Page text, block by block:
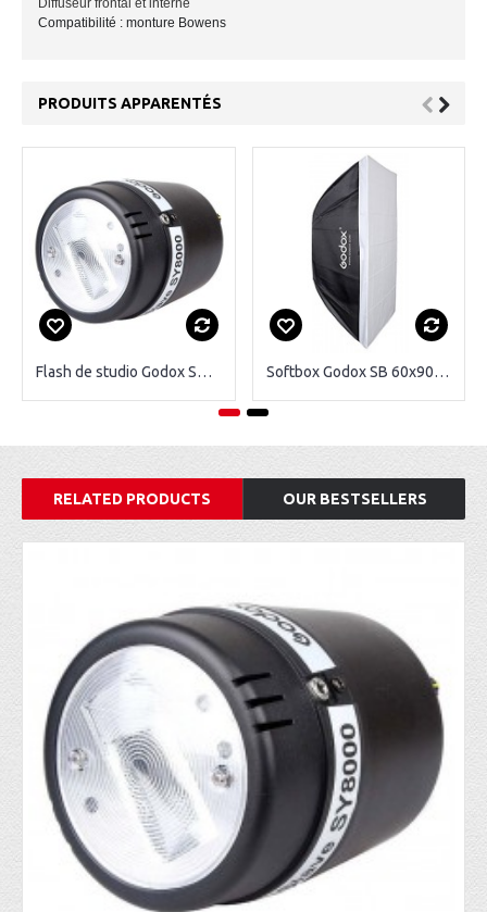
Compatibilité : monture Bowens
PRODUITS APPARENTÉS
Flash de studio Godox SY8000 Softbox Godox SB 60x90CM Monture Bowens
RELATED PRODUCTS OUR BESTSELLERS